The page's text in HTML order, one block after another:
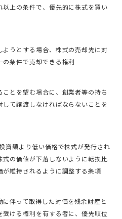
以上の条件で、優先的に株式を買い
うとする場合、株式の売却先に対
の条件で売却できる権利
とを望む場合に、創業者等の持ち
て譲渡しなければならないことを
資額より低い価格で株式が発行され
の価値が下落しないように転換比
維持されるように調整する条項
伴って取得した対価を残余財産と
ける権利を有する者に、優先順位